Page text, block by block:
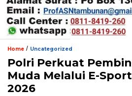
Home / Uncategorized
Polri Perkuat
Muda Melalui E-
2026